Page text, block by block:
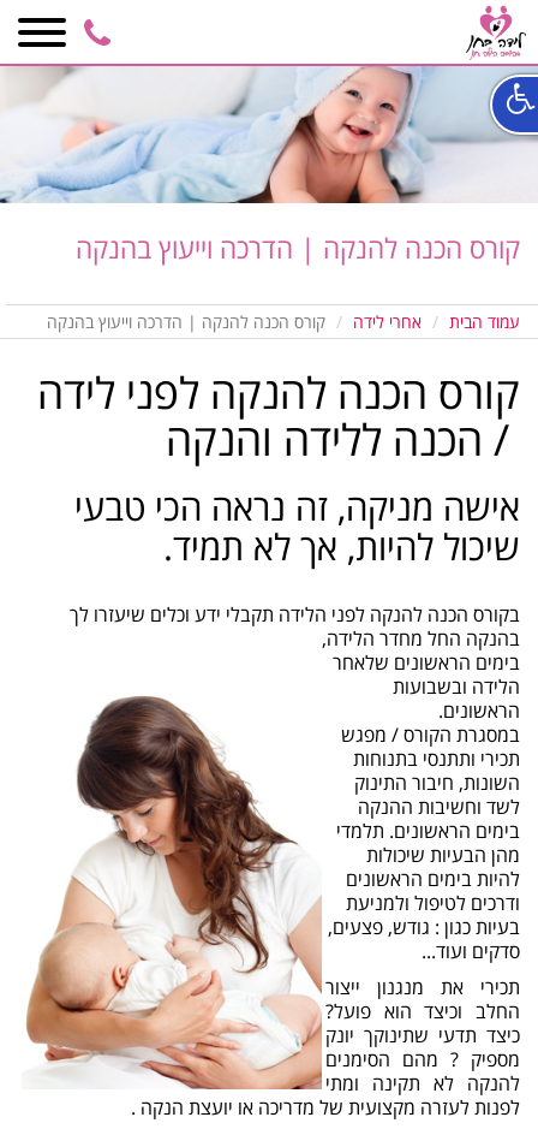
3017
050-
6848590
קורס הכנה להנקה | הדרכה וייעוץ בהנקה
עמוד הבית אחרי לידה קורס הכנה להנקה | הדרכה וייעוץ בהנקה
קורס הכנה להנקה לפני לידה
/ הכנה ללידה והנקה
אישה מניקה, זה נראה הכי טבעי
שיכול להיות, אך לא תמיד.
בקורס הכנה להנקה לפני הלידה תקבלי ידע וכלים שיעזרו לך
בהנקה החל מחדר הלידה,
בימים הראשונים שלאחר
הלידה ובשבועות
הראשונים.
במסגרת הקורס / מפגש
תכירי ותתנסי בתנוחות
השונות, חיבור התינוק
לשד וחשיבות ההנקה
בימים הראשונים. תלמדי
מהן הבעיות שיכולות
להיות בימים הראשונים
ודרכים לטיפול ולמניעת
בעיות כגון : גודש, פצעים,
סדקים ועוד...
תכירי את מנגנון ייצור
החלב וכיצד הוא פועל?
כיצד תדעי שתינוקך יונק
מספיק ? מהם הסימנים
להנקה לא תקינה ומתי
לפנות לעזרה מקצועית של מדריכה או יועצת הנקה .